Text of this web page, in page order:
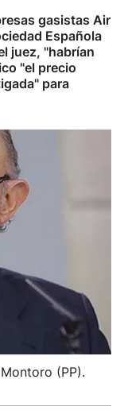
gasistas Air
Española
juez, "habrían
"el precio
para
(PP).